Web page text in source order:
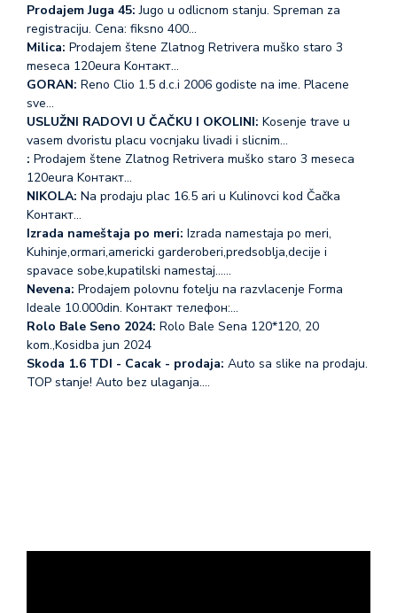
Prodajem Juga 45: Jugo u odlicnom stanju. Spreman za
registraciju. Cena: fiksno 400…
Milica: Prodajem štene Zlatnog Retrivera muško staro 3
meseca 120eura Koнтакт…
GORAN: Reno Clio 1.5 d.c.i 2006 godiste na ime. Placene
sve…
USLUŽNI RADOVI U ČAČKU I OKOLINI: Kosenje trave u
vasem dvoristu placu vocnjaku livadi i slicnim…
: Prodajem štene Zlatnog Retrivera muško staro 3 meseca
120eura Koнтакт…
NIKOLA: Na prodaju plac 16.5 ari u Kulinovci kod Čačka
Koнтакт…
Izrada nameštaja po meri: Izrada namestaja po meri,
Kuhinje,ormari,americki garderoberi,predsoblja,decije i
spavace sobe,kupatilski namestaj...…
Nevena: Prodajem polovnu fotelju na razvlacenje Forma
Ideale 10.000din. Koнтакт телефон:…
Rolo Bale Seno 2024: Rolo Bale Sena 120*120, 20
kom.,Kosidba jun 2024
Skoda 1.6 TDI - Cacak - prodaja: Auto sa slike na prodaju.
TOP stanje! Auto bez ulaganja.…